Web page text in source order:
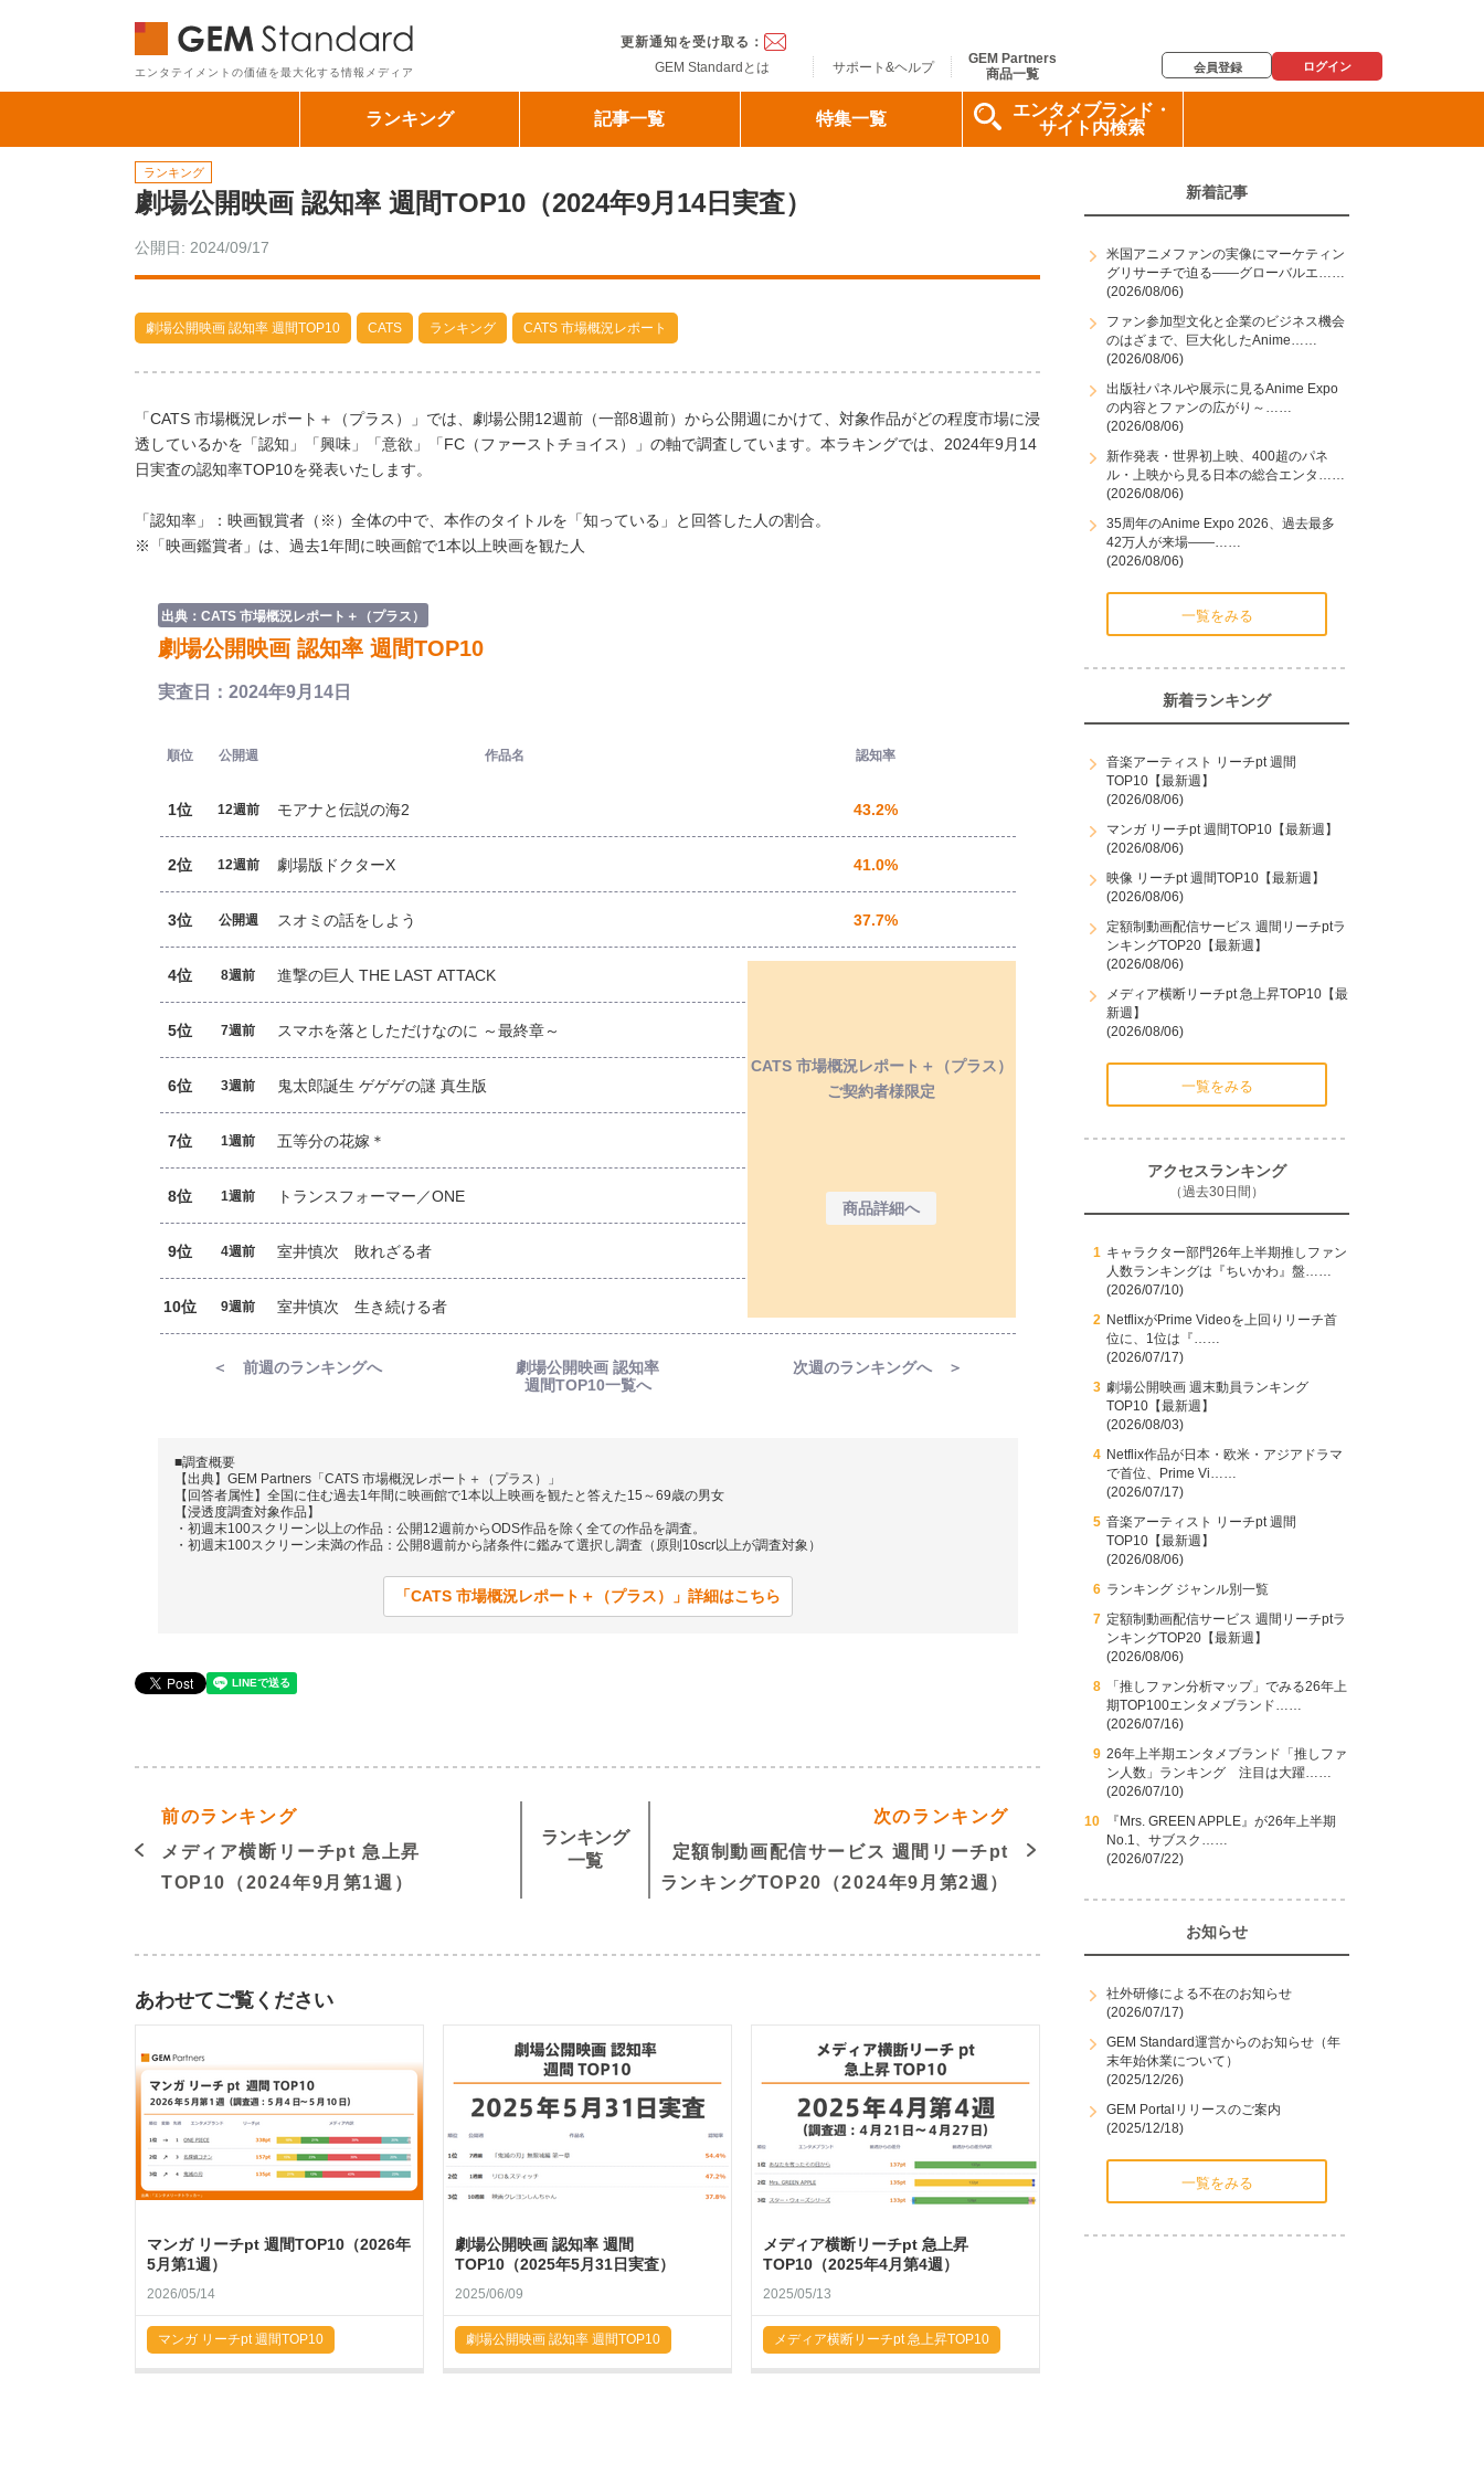
エンタテイメントの価値を最大化する情報メディア
更新通知を受け取る：
GEM Standardとは
サポート&ヘルプ
GEM Partners
商品一覧
会員登録 ログイン
ランキング 記事一覧 特集一覧
エンタメブランド・
サイト内検索
ランキング
劇場公開映画 認知率 週間TOP10（2024年9月14日実査）
公開日: 2024/09/17
劇場公開映画 認知率 週間TOP10 CATS ランキング CATS 市場概況レポート
「CATS 市場概況レポート＋（プラス）」では、劇場公開12週前（一部8週前）から公開週にかけて、対象作品がどの程度市場に浸
透しているかを「認知」「興味」「意欲」「FC（ファーストチョイス）」の軸で調査しています。本ラキングでは、2024年9月14
日実査の認知率TOP10を発表いたします。
「認知率」：映画観賞者（※）全体の中で、本作のタイトルを「知っている」と回答した人の割合。
※「映画鑑賞者」は、過去1年間に映画館で1本以上映画を観た人
出典：CATS 市場概況レポート＋（プラス）
劇場公開映画 認知率 週間TOP10
実査日：2024年9月14日
順位 公開週 作品名 認知率
1位 12週前 モアナと伝説の海2 43.2%
2位 12週前 劇場版ドクターX 41.0%
3位 公開週 スオミの話をしよう 37.7%
4位 8週前 進撃の巨人 THE LAST ATTACK
CATS 市場概況レポート＋（プラス）
ご契約者様限定
商品詳細へ
5位 7週前 スマホを落としただけなのに ～最終章～
6位 3週前 鬼太郎誕生 ゲゲゲの謎 真生版
7位 1週前 五等分の花嫁＊
8位 1週前 トランスフォーマー／ONE
9位 4週前 室井慎次 敗れざる者
10位 9週前 室井慎次 生き続ける者
＜ 前週のランキングへ
劇場公開映画 認知率
週間TOP10一覧へ
次週のランキングへ ＞
■調査概要
【出典】GEM Partners「CATS 市場概況レポート＋（プラス）」
【回答者属性】全国に住む過去1年間に映画館で1本以上映画を観たと答えた15～69歳の男女
【浸透度調査対象作品】
・初週末100スクリーン以上の作品：公開12週前からODS作品を除く全ての作品を調査。
・初週末100スクリーン未満の作品：公開8週前から諸条件に鑑みて選択し調査（原則10scr以上が調査対象）
「CATS 市場概況レポート＋（プラス）」詳細はこちら
前のランキング
メディア横断リーチpt 急上昇
TOP10（2024年9月第1週）
ランキング
一覧
次のランキング
定額制動画配信サービス 週間リーチpt
ランキングTOP20（2024年9月第2週）
あわせてご覧ください
マンガ リーチpt 週間TOP10（2026年
5月第1週）
2026/05/14
マンガ リーチpt 週間TOP10
劇場公開映画 認知率 週間
TOP10（2025年5月31日実査）
2025/06/09
劇場公開映画 認知率 週間TOP10
メディア横断リーチpt 急上昇
TOP10（2025年4月第4週）
2025/05/13
メディア横断リーチpt 急上昇TOP10
新着記事
米国アニメファンの実像にマーケティン
グリサーチで迫る――グローバルエ……
(2026/08/06)
ファン参加型文化と企業のビジネス機会
のはざまで、巨大化したAnime……
(2026/08/06)
出版社パネルや展示に見るAnime Expo
の内容とファンの広がり～……
(2026/08/06)
新作発表・世界初上映、400超のパネ
ル・上映から見る日本の総合エンタ……
(2026/08/06)
35周年のAnime Expo 2026、過去最多
42万人が来場――……
(2026/08/06)
一覧をみる
新着ランキング
音楽アーティスト リーチpt 週間
TOP10【最新週】
(2026/08/06)
マンガ リーチpt 週間TOP10【最新週】
(2026/08/06)
映像 リーチpt 週間TOP10【最新週】
(2026/08/06)
定額制動画配信サービス 週間リーチptラ
ンキングTOP20【最新週】
(2026/08/06)
メディア横断リーチpt 急上昇TOP10【最
新週】
(2026/08/06)
一覧をみる
アクセスランキング
（過去30日間）
キャラクター部門26年上半期推しファン
人数ランキングは『ちいかわ』盤……
(2026/07/10)
NetflixがPrime Videoを上回りリーチ首
位に、1位は『……
(2026/07/17)
劇場公開映画 週末動員ランキング
TOP10【最新週】
(2026/08/03)
Netflix作品が日本・欧米・アジアドラマ
で首位、Prime Vi……
(2026/07/17)
音楽アーティスト リーチpt 週間
TOP10【最新週】
(2026/08/06)
ランキング ジャンル別一覧
定額制動画配信サービス 週間リーチptラ
ンキングTOP20【最新週】
(2026/08/06)
「推しファン分析マップ」でみる26年上
期TOP100エンタメブランド……
(2026/07/16)
26年上半期エンタメブランド「推しファ
ン人数」ランキング 注目は大躍……
(2026/07/10)
『Mrs. GREEN APPLE』が26年上半期
No.1、サブスク……
(2026/07/22)
お知らせ
社外研修による不在のお知らせ
(2026/07/17)
GEM Standard運営からのお知らせ（年
末年始休業について）
(2025/12/26)
GEM Portalリリースのご案内
(2025/12/18)
一覧をみる